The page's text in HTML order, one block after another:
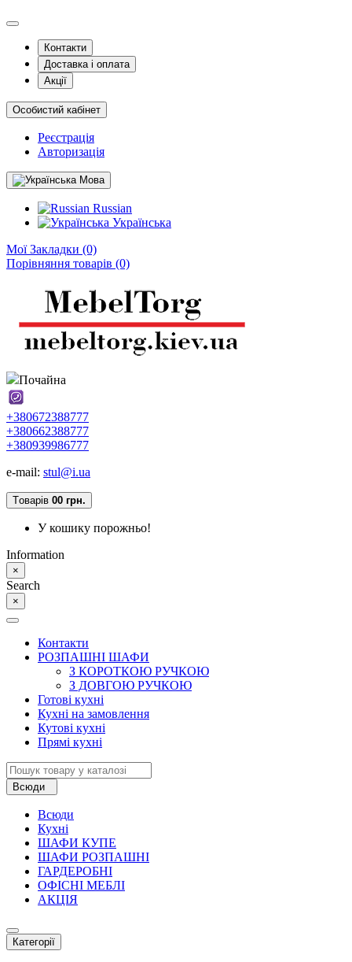
Контакти
Доставка і оплата
Акції
Особистий кабінет
Реєстрація
Авторизація
Мова
Russian
Українська
Мої Закладки (0)
Порівняння товарів (0)
Почайна
+380672388777
+380662388777
+380939986777
e-mail: stul@i.ua
Tоварів 00 грн.
У кошику порожньо!
Information
×
Search
×
Контакти
РОЗПАШНІ ШАФИ
З КОРОТКОЮ РУЧКОЮ
З ДОВГОЮ РУЧКОЮ
Готові кухні
Кухні на замовлення
Кутові кухні
Прямі кухні
Всюди
Всюди
Кухні
ШАФИ КУПЕ
ШАФИ РОЗПАШНІ
ГАРДЕРОБНІ
ОФІСНІ МЕБЛІ
АКЦІЯ
Категорії